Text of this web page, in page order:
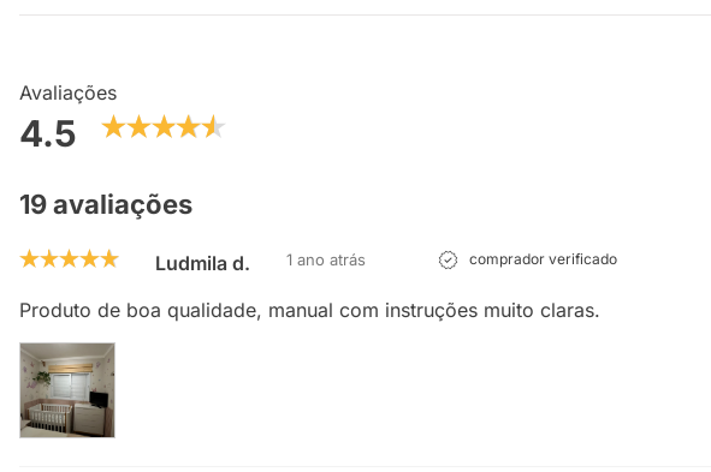
Avaliações
4.5
19 avaliações
Ludmila d. 1 ano atrás comprador verificado
Produto de boa qualidade, manual com instruções muito claras.